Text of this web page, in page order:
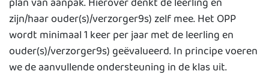
zijn/haar ouder(s)/verzorger9s) zelf mee. Het OPP
wordt minimaal 1 keer per jaar met de leerling en
ouder(s)/verzorger9s) geëvalueerd. In principe voeren
we de aanvullende ondersteuning in de klas uit.